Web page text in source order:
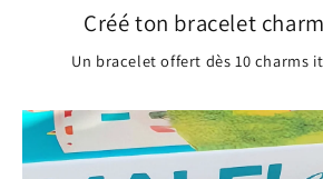
Créé ton bracelet
Un bracelet offert dès 10 charms